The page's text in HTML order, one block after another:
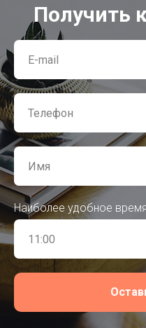
Получить
Наиболее удобное время